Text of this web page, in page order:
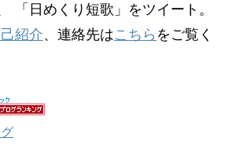
「日めくり短歌」をツイート。
紹介、連絡先はこちら をご覧く